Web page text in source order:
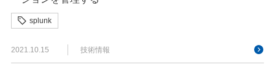
splunk
2021.10.15 技術情報